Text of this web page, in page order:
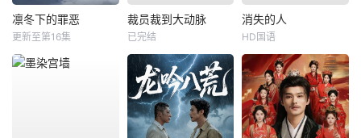
凛冬下的罪恶
更新至第16集
裁员裁到大动脉
已完结
消失的人
HD国语